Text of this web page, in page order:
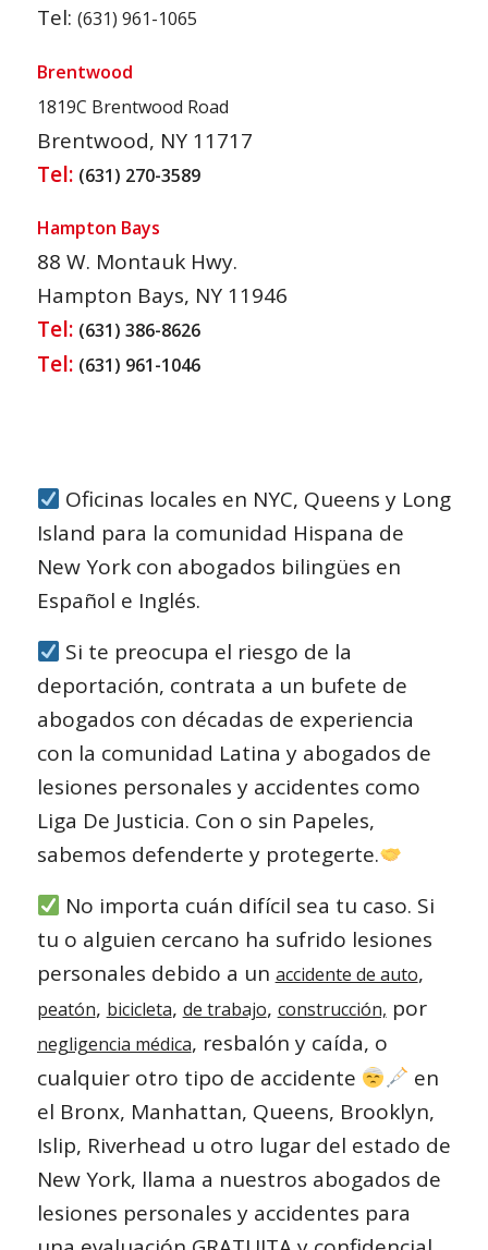
Tel: (631) 961-1065
Brentwood
1819C Brentwood Road
Brentwood, NY 11717
Tel: (631) 270-3589
Hampton Bays
88 W. Montauk Hwy.
Hampton Bays, NY 11946
Tel: (631) 386-8626
Tel: (631) 961-1046
Oficinas locales en NYC, Queens y Long
Island para la comunidad Hispana de
New York con abogados bilingües en
Español e Inglés.
Si te preocupa el riesgo de la
deportación, contrata a un bufete de
abogados con décadas de experiencia
con la comunidad Latina y abogados de
lesiones personales y accidentes como
Liga De Justicia. Con o sin Papeles,
sabemos defenderte y protegerte.
No importa cuán difícil sea tu caso. Si
tu o alguien cercano ha sufrido lesiones
personales debido a un accidente de auto,
peatón, bicicleta, de trabajo, construcción, por
negligencia médica, resbalón y caída, o
cualquier otro tipo de accidente
en
el Bronx, Manhattan, Queens, Brooklyn,
Islip, Riverhead u otro lugar del estado de
New York, llama a nuestros abogados de
lesiones personales y accidentes para